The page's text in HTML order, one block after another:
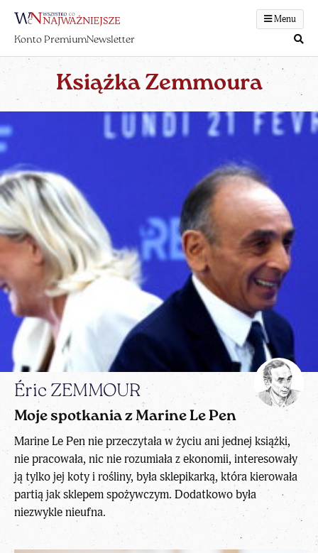
Menu
Konto PremiumNewsletter
Książka Zemmoura
Éric ZEMMOUR
Moje spotkania z Marine Le Pen
Marine Le Pen nie przeczytała w życiu ani jednej książki,
nie pracowała, nic nie rozumiała z ekonomii, interesowały
ją tylko jej koty i rośliny, była sklepikarką, która kierowała
partią jak sklepem spożywczym. Dodatkowo była
niezwykle nieufna.